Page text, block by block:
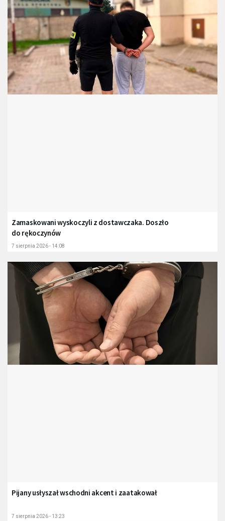
Zamaskowani wyskoczyli z dostawczaka. Doszło
do rękoczynów
7 sierpnia 2026 - 14:08
Pijany usłyszał wschodni akcent i zaatakował
7 sierpnia 2026 - 13:23